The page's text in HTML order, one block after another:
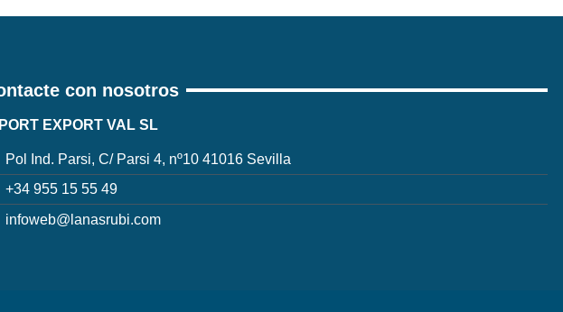
con nosotros
EXPORT VAL SL
Pol Ind. Parsi, C/ Parsi 4, nº10 41016 Sevilla
+34 955 15 55 49
infoweb@lanasrubi.com